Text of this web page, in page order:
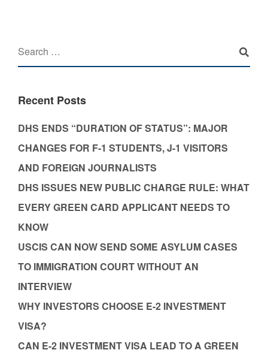
Recent Posts
DHS ENDS “DURATION OF STATUS”: MAJOR
CHANGES FOR F-1 STUDENTS, J-1 VISITORS
AND FOREIGN JOURNALISTS
DHS ISSUES NEW PUBLIC CHARGE RULE: WHAT
EVERY GREEN CARD APPLICANT NEEDS TO
KNOW
USCIS CAN NOW SEND SOME ASYLUM CASES
TO IMMIGRATION COURT WITHOUT AN
INTERVIEW
WHY INVESTORS CHOOSE E-2 INVESTMENT
VISA?
CAN E-2 INVESTMENT VISA LEAD TO A GREEN